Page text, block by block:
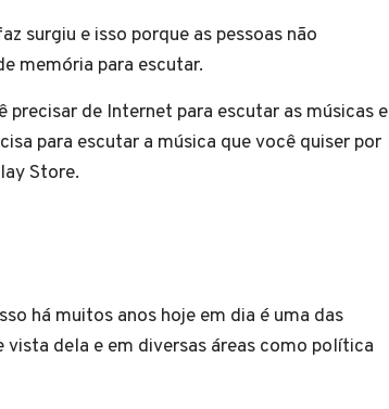
surgiu e isso porque as pessoas não
memória para escutar.
de Internet para escutar as músicas e
para escutar a música que você quiser por
Store.
há muitos anos hoje em dia é uma das
dela e em diversas áreas como política